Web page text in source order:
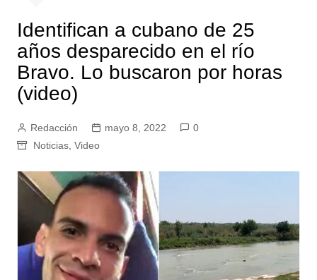
Identifican a cubano de 25
años desparecido en el río
Bravo. Lo buscaron por horas
(video)
Redacción mayo 8, 2022
0
Noticias, Video